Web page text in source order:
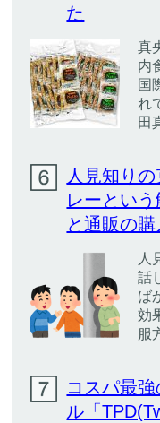
た
真
内
国
れ
田
人見知り
レーとい
と通販の
人
話
ば
効
服
コスパ最
ル「